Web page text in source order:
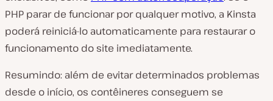
PHP parar de funcionar por qualquer motivo, a Kinsta
poderá reiniciá-lo automaticamente para restaurar o
funcionamento do site imediatamente.
Resumindo: além de evitar determinados problemas
desde o início, os contêineres conseguem se